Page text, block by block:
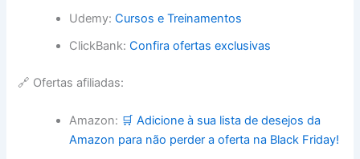
Udemy:Cursos e Treinamentos
ClickBank:Confira ofertas exclusivas
🔗 Ofertas afiliadas:
Amazon: 🛒 Adicione à sua lista de desejos da
Amazon para não perder a oferta na Black Friday!